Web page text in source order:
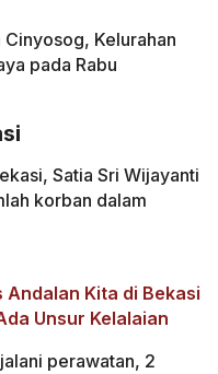
Kelurahan
pada Rabu
Satia Sri Wijayanti
korban dalam
Andalan Kita di Bekasi
Unsur Kelalaian
perawatan, 2